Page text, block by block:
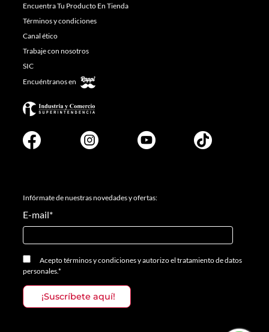
Encuentra Tu Producto En Tienda
Términos y condiciones
Canal ético
Trabaje con nosotros
SIC
Encuéntranos en
Infórmate de nuestras novedades y ofertas:
E-mail*
Aceptotérminos y condicionesyautorizo el tratamiento de datos
personales.*